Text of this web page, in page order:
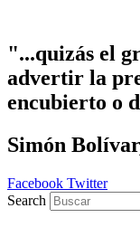
contenido
"...quizás el
advertir la
encubierto o
Simón
Facebook Twitter
Search